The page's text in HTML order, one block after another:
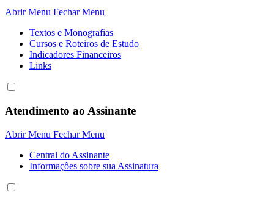
Abrir Menu Fechar Menu
Textos e Monografias
Cursos e Roteiros de Estudo
Indicadores Financeiros
Links
Atendimento ao Assinante
Abrir Menu Fechar Menu
Central do Assinante
Informaçôes sobre sua Assinatura